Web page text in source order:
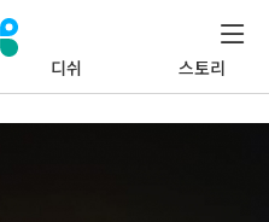
디쉬 스토리